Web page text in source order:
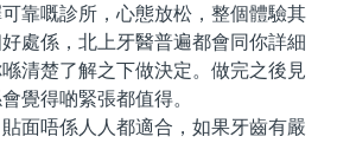
靠嘅診所，心態放松，整個體驗其
處係，北上牙醫普遍都會同你詳細
清楚了解之下做決定。做完之後見
覺得啲緊張都值得。
唔係人人都適合，如果牙齒有嚴